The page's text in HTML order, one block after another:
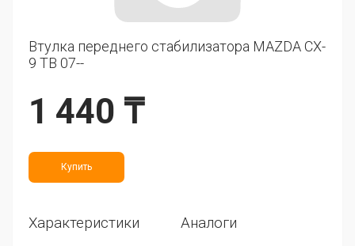
Втулка переднего стабилизатора MAZDA CX-
9 TB 07--
1 440 ₸
Купить
Характеристики Аналоги